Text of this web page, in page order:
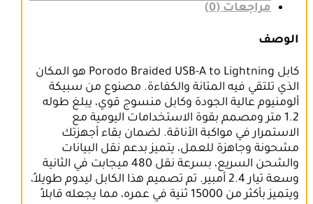
مراجعات (0)
الوصف
كابل Porodo Braided USB-A to Lightning هو المكان
الذي تلتقي فيه المتانة والكفاءة. مصنوع من سبيكة
ألومنيوم عالية الجودة وكابل منسوج قوي، يبلغ طوله
1.2 متر ومصمم بقوة الاستخدامات اليومية مع
الاستمرار في مواكبة الأناقة. لضمان بقاء أجهزتك
مشحونة وجاهزة للعمل، يتميز بدعم نقل البيانات
والشحن السريع، بسرعة نقل 480 ميجابت في الثانية
وسعة تيار 2.4 أمبير. تم تصميم هذا الكابل ليدوم طويلاً،
ويتميز بأكثر من 15000 ثنية في عمره، مما يجعله قابلاً